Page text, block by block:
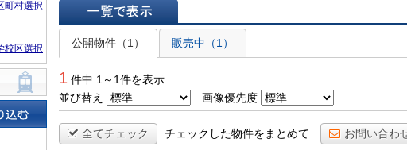
町村選択
校区選択
一覧で表示
公開物件（1）
販売中（1）
1 件中 1～1件を表示
並び替え
画像優先度
全てチェック チェックした物件をまとめて お問い合わ